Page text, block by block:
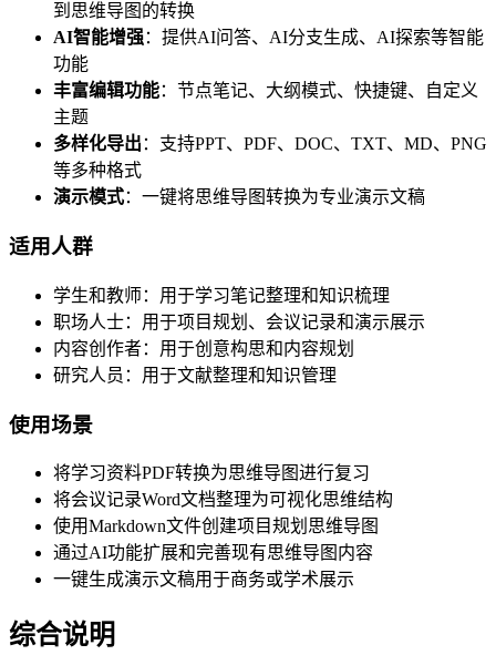
到思维导图的转换
AI智能增强：提供AI问答、AI分支生成、AI探索等智能
功能
丰富编辑功能：节点笔记、大纲模式、快捷键、自定义
主题
多样化导出 ：支持PPT、PDF、DOC、TXT、MD、PNG
等多种格式
演示模式：一键将思维导图转换为专业演示文稿
适用人群
学生和教师：用于学习笔记整理和知识梳理
职场人士：用于项目规划、会议记录和演示展示
内容创作者：用于创意构思和内容规划
研究人员：用于文献整理和知识管理
使用场景
将学习资料PDF转换为思维导图进行复习
将会议记录Word文档整理为可视化思维结构
使用Markdown文件创建项目规划思维导图
通过AI功能扩展和完善现有思维导图内容
一键生成演示文稿用于商务或学术展示
综合说明